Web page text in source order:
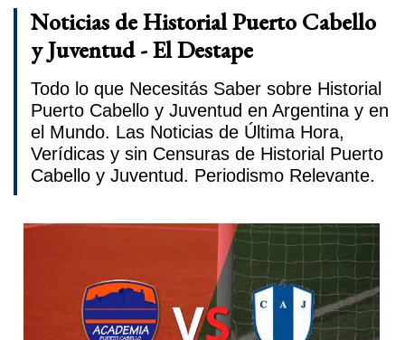
Noticias de Historial Puerto Cabello
y Juventud - El Destape
Todo lo que Necesitás Saber sobre Historial
Puerto Cabello y Juventud en Argentina y en
el Mundo. Las Noticias de Última Hora,
Verídicas y sin Censuras de Historial Puerto
Cabello y Juventud. Periodismo Relevante.